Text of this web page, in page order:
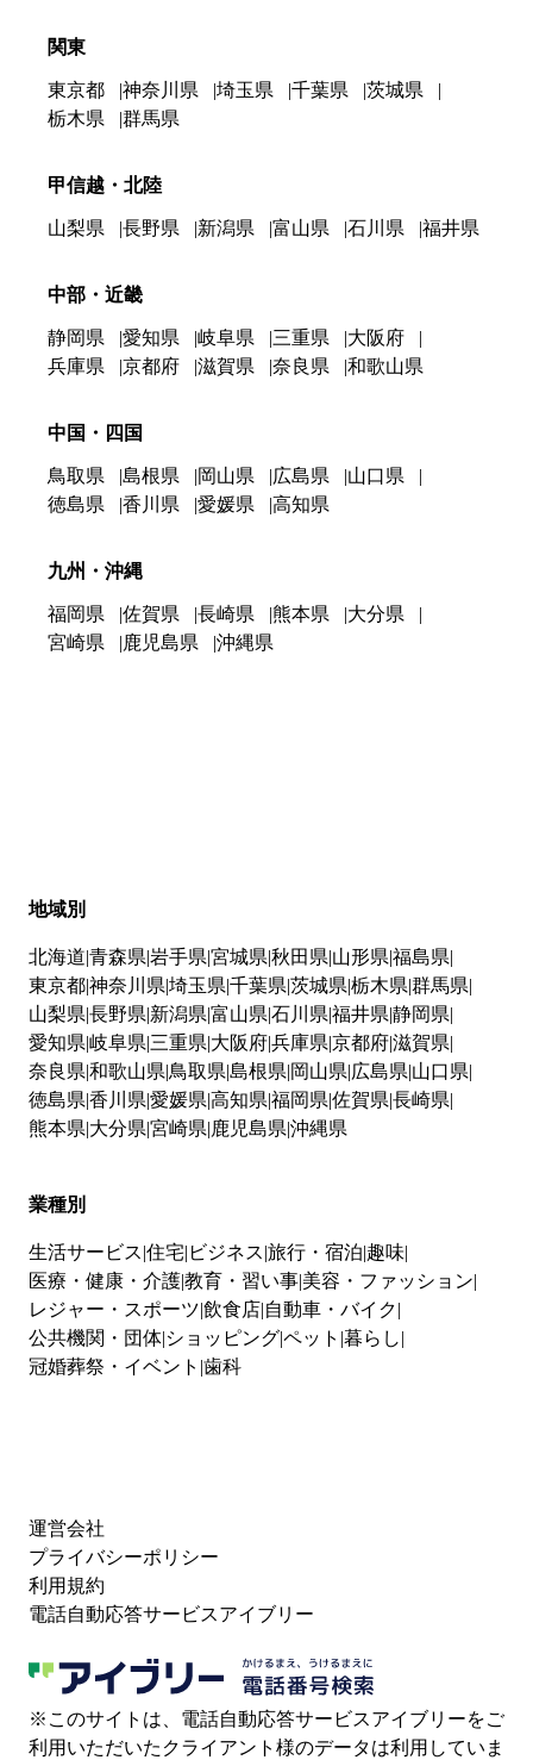
関東
東京都 神奈川県 埼玉県 千葉県
茨城県
栃木県
群馬県
甲信越・北陸
山梨県 長野県 新潟県 富山県 石川県 福井県
中部・近畿
静岡県 愛知県 岐阜県 三重県
大阪府
兵庫県
京都府 滋賀県 奈良県 和歌山県
中国・四国
鳥取県 島根県 岡山県 広島県
山口県
徳島県
香川県 愛媛県 高知県
九州・沖縄
福岡県 佐賀県 長崎県 熊本県
大分県
宮崎県
鹿児島県 沖縄県
地域別
北海道 青森県 岩手県 宮城県 秋田県 山形県 福島県
東京都神奈川県 埼玉県 千葉県 茨城県 栃木県 群馬県
山梨県 長野県 新潟県 富山県 石川県 福井県 静岡県
愛知県 岐阜県 三重県 大阪府兵庫県 京都府滋賀県
奈良県 和歌山県 鳥取県 島根県 岡山県 広島県 山口県
徳島県 香川県 愛媛県 高知県 福岡県 佐賀県 長崎県
熊本県 大分県 宮崎県 鹿児島県 沖縄県
業種別
生活サービス 住宅 ビジネス 旅行・宿泊 趣味
医療・健康・介護教育・習い事 美容・ファッション
レジャー・スポーツ 飲食店 自動車・バイク
公共機関・団体 ショッピングペット 暮らし
冠婚葬祭・イベント 歯科
運営会社
プライバシーポリシー
利用規約
電話自動応答サービスアイブリー
※このサイトは、電話自動応答サービスアイブリーをご
利用いただいたクライアント様のデータは利用していま